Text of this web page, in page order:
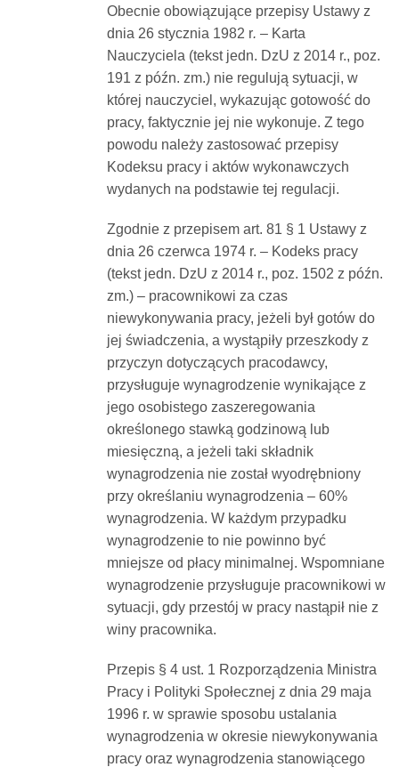
Obecnie obowiązujące przepisy Ustawy z
dnia 26 stycznia 1982 r. – Karta
Nauczyciela (tekst jedn. DzU z 2014 r., poz.
191 z późn. zm.) nie regulują sytuacji, w
której nauczyciel, wykazując gotowość do
pracy, faktycznie jej nie wykonuje. Z tego
powodu należy zastosować przepisy
Kodeksu pracy i aktów wykonawczych
wydanych na podstawie tej regulacji.
Zgodnie z przepisem art. 81 § 1 Ustawy z
dnia 26 czerwca 1974 r. –Kodeks pracy
(tekst jedn. DzU z 2014 r., poz. 1502 z późn.
zm.) – pracownikowi za czas
niewykonywania pracy, jeżeli był gotów do
jej świadczenia, a wystąpiły przeszkody z
przyczyn dotyczących pracodawcy,
przysługuje wynagrodzenie wynikające z
jego osobistego zaszeregowania
określonego stawką godzinową lub
miesięczną, a jeżeli taki składnik
wynagrodzenia nie został wyodrębniony
przy określaniu wynagrodzenia – 60%
wynagrodzenia. W każdym przypadku
wynagrodzenie to nie powinno być
mniejsze od płacy minimalnej. Wspomniane
wynagrodzenie przysługuje pracownikowi w
sytuacji, gdy przestój w pracy nastąpił nie z
winy pracownika.
Przepis § 4 ust. 1 Rozporządzenia Ministra
Pracy i Polityki Społecznej z dnia 29 maja
1996 r. w sprawie sposobu ustalania
wynagrodzenia w okresie niewykonywania
pracy oraz wynagrodzenia stanowiącego